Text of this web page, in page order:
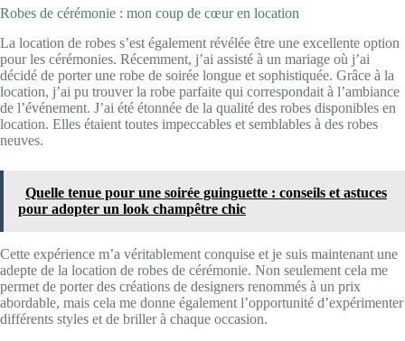
Robes de cérémonie : mon coup de cœur en location
La location de robes s’est également révélée être une excellente option
pour les cérémonies. Récemment, j’ai assisté à un mariage où j’ai
décidé de porter une robe de soirée longue et sophistiquée. Grâce à la
location, j’ai pu trouver la robe parfaite qui correspondait à l’ambiance
de l’événement. J’ai été étonnée de la qualité des robes disponibles en
location. Elles étaient toutes impeccables et semblables à des robes
neuves.
Quelle tenue pour une soirée guinguette : conseils et astuces
pour adopter un look champêtre chic
Cette expérience m’a véritablement conquise et je suis maintenant une
adepte de la location de robes de cérémonie. Non seulement cela me
permet de porter des créations de designers renommés à un prix
abordable, mais cela me donne également l’opportunité d’expérimenter
différents styles et de briller à chaque occasion.